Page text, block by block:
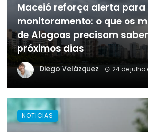
Maceió reforça alerta para
monitoramento: o que os
de Alagoas precisam
próximos dias
Diego Velázquez 24 de julho
NOTICIAS